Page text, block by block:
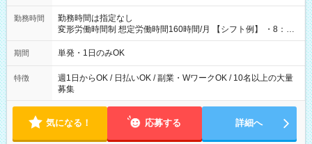
勤務時間
勤務時間は指定なし
変形労働時間制 想定労働時間160時間/月 【シフト例】 ・8：00
～21：00
期間 単発・1日のみOK
特徴
週1日からOK / 日払いOK / 副業・WワークOK / 10名以上の大量
募集
気になる！ 応募する 詳細へ